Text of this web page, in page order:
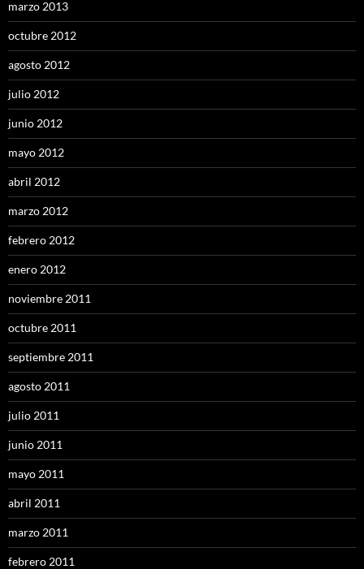
marzo 2013
octubre 2012
agosto 2012
julio 2012
junio 2012
mayo 2012
abril 2012
marzo 2012
febrero 2012
enero 2012
noviembre 2011
octubre 2011
septiembre 2011
agosto 2011
julio 2011
junio 2011
mayo 2011
abril 2011
marzo 2011
febrero 2011